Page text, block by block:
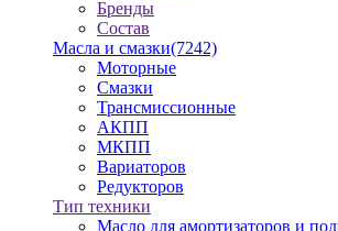
Бренды
Состав
Масла и смазки(7242)
Моторные
Смазки
Трансмиссионные
АКПП
МКПП
Вариаторов
Редукторов
Тип техники
Масло для амортизаторов и